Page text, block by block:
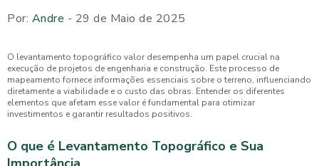
Por: Andre - 29 de Maio de 2025
O levantamento topográfico valor desempenha um papel crucial na
execução de projetos de engenharia e construção. Este processo de
mapeamento fornece informações essenciais sobre o terreno, influenciando
diretamente a viabilidade e o custo das obras. Entender os diferentes
elementos que afetam esse valor é fundamental para otimizar
investimentos e garantir resultados positivos.
O que é Levantamento Topográfico e Sua